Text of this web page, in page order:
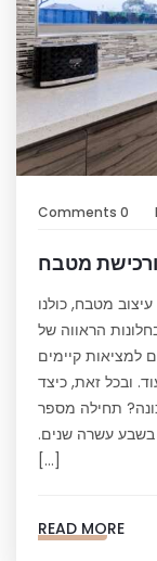
0 Comments
מטבח
מטבח, כולנו
הראווה של
למציאות קיימים
ובכל זאת, כיצד
תחילה מספר
עשרה שנים.
[…]
READ MORE